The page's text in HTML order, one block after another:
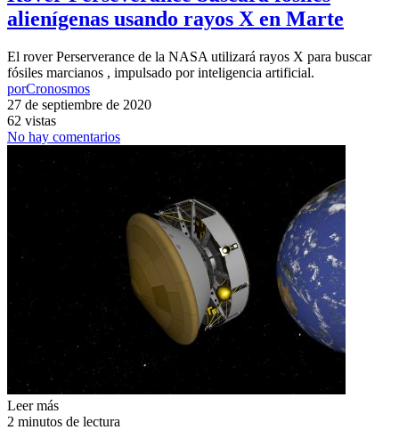
alienígenas usando rayos X en Marte
El rover Perserverance de la NASA utilizará rayos X para buscar
fósiles marcianos , impulsado por inteligencia artificial.
porCronosmos
27 de septiembre de 2020
62 vistas
No hay comentarios
Leer más
2 minutos de lectura